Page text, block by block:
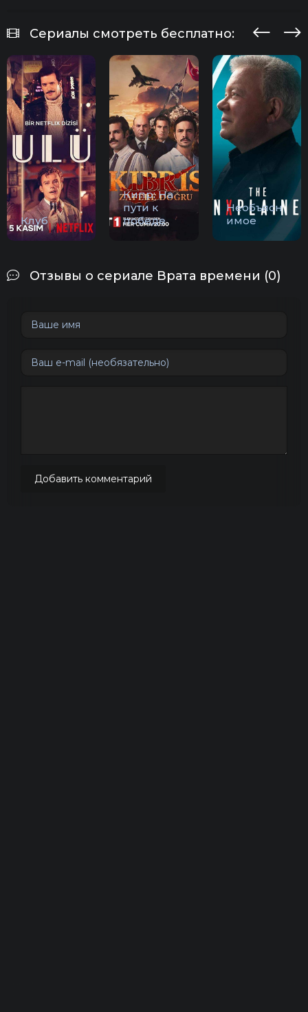
Сериалы смотреть бесплатно:
Клуб
Кипр: На
пути к
победе
Необъясн
имое
Отзывы о сериале Врата времени (0)
Добавить комментарий